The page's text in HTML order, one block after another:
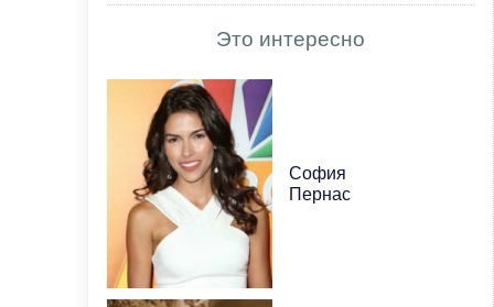
Это интересно
София
Пернас